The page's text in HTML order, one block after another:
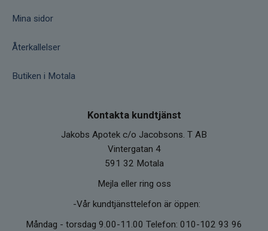
Mina sidor
Återkallelser
Butiken i Motala
Kontakta kundtjänst
Jakobs Apotek c/o Jacobsons. T AB
Vintergatan 4
591 32 Motala
Mejla eller ring oss
-Vår kundtjänsttelefon är öppen:
Måndag - torsdag 9.00-11.00 Telefon: 010-102 93 96